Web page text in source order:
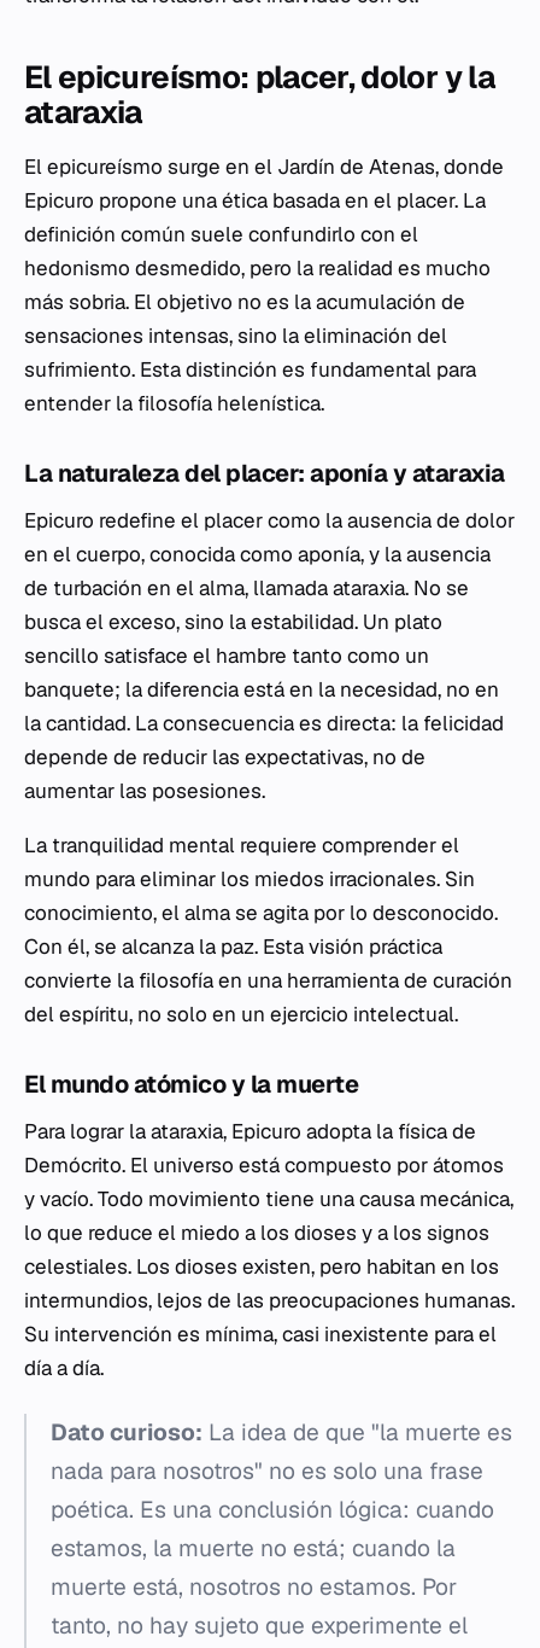
El epicureísmo: placer, dolor y la
ataraxia
El epicureísmo surge en el Jardín de Atenas, donde
Epicuro propone una ética basada en el placer. La
definición común suele confundirlo con el
hedonismo desmedido, pero la realidad es mucho
más sobria. El objetivo no es la acumulación de
sensaciones intensas, sino la eliminación del
sufrimiento. Esta distinción es fundamental para
entender la filosofía helenística.
La naturaleza del placer: aponía y ataraxia
Epicuro redefine el placer como la ausencia de dolor
en el cuerpo, conocida como aponía, y la ausencia
de turbación en el alma, llamada ataraxia. No se
busca el exceso, sino la estabilidad. Un plato
sencillo satisface el hambre tanto como un
banquete; la diferencia está en la necesidad, no en
la cantidad. La consecuencia es directa: la felicidad
depende de reducir las expectativas, no de
aumentar las posesiones.
La tranquilidad mental requiere comprender el
mundo para eliminar los miedos irracionales. Sin
conocimiento, el alma se agita por lo desconocido.
Con él, se alcanza la paz. Esta visión práctica
convierte la filosofía en una herramienta de curación
del espíritu, no solo en un ejercicio intelectual.
El mundo atómico y la muerte
Para lograr la ataraxia, Epicuro adopta la física de
Demócrito. El universo está compuesto por átomos
y vacío. Todo movimiento tiene una causa mecánica,
lo que reduce el miedo a los dioses y a los signos
celestiales. Los dioses existen, pero habitan en los
intermundios, lejos de las preocupaciones humanas.
Su intervención es mínima, casi inexistente para el
día a día.
Dato curioso: La idea de que "la muerte es
nada para nosotros" no es solo una frase
poética. Es una conclusión lógica: cuando
estamos, la muerte no está; cuando la
muerte está, nosotros no estamos. Por
tanto, no hay sujeto que experimente el